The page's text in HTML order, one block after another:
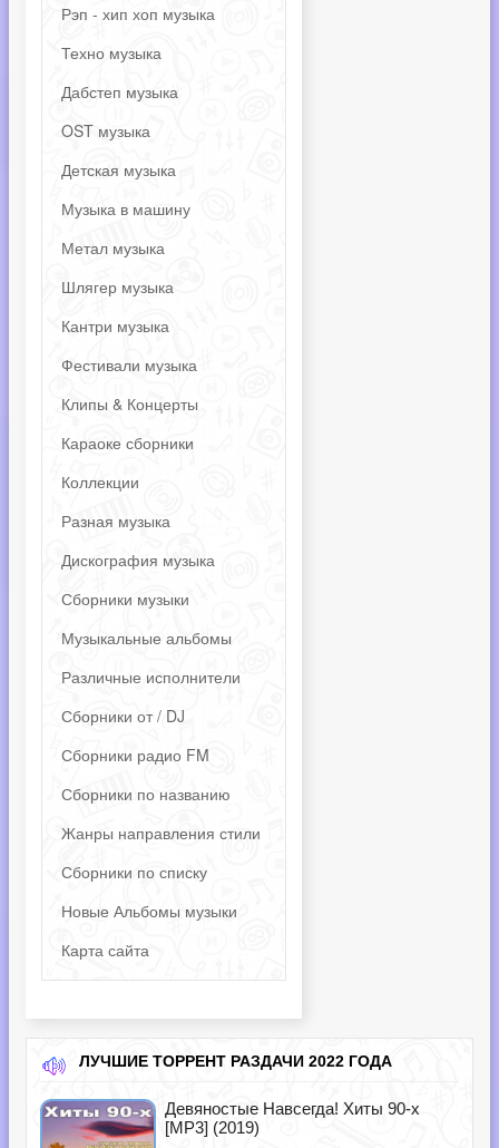
Рэп - хип хоп музыка
Техно музыка
Дабстеп музыка
OST музыка
Детская музыка
Музыка в машину
Метал музыка
Шлягер музыка
Кантри музыка
Фестивали музыка
Клипы & Концерты
Караоке сборники
Коллекции
Разная музыка
Дискография музыка
Сборники музыки
Музыкальные альбомы
Различные исполнители
Сборники от / DJ
Сборники радио FM
Сборники по названию
Жанры направления стили
Сборники по списку
Новые Альбомы музыки
Карта сайта
ЛУЧШИЕ ТОРРЕНТ РАЗДАЧИ 2022 ГОДА
Девяностые Навсегда! Хиты 90-х
[MP3] (2019)